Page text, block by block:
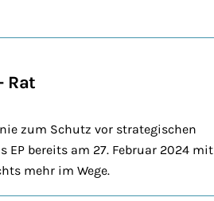
Rat
zum Schutz vor strategischen
EP bereits am 27. Februar 2024 mit
mehr im Wege.